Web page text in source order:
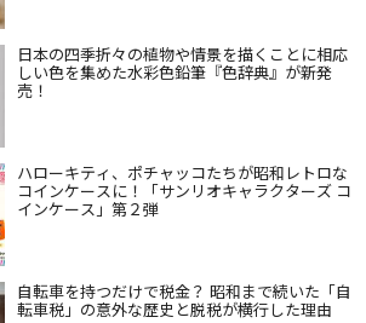
日本の四季折々の植物や情景を描くことに相応
しい色を集めた水彩色鉛筆『色辞典』が新発
売！
ハローキティ、ポチャッコたちが昭和レトロな
コインケースに！「サンリオキャラクターズ コ
インケース」第２弾
自転車を持つだけで税金？ 昭和まで続いた「自
転車税」の意外な歴史と脱税が横行した理由